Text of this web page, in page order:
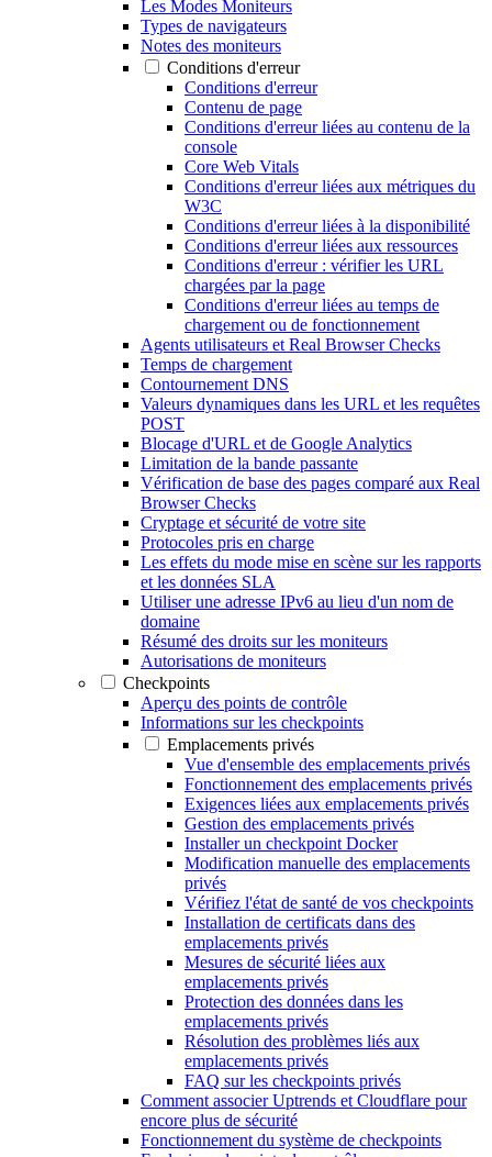
Les Modes Moniteurs
Types de navigateurs
Notes des moniteurs
Conditions d'erreur
Conditions d'erreur
Contenu de page
Conditions d'erreur liées au contenu de la
console
Core Web Vitals
Conditions d'erreur liées aux métriques du
W3C
Conditions d'erreur liées à la disponibilité
Conditions d'erreur liées aux ressources
Conditions d'erreur : vérifier les URL
chargées par la page
Conditions d'erreur liées au temps de
chargement ou de fonctionnement
Agents utilisateurs et Real Browser Checks
Temps de chargement
Contournement DNS
Valeurs dynamiques dans les URL et les requêtes
POST
Blocage d'URL et de Google Analytics
Limitation de la bande passante
Vérification de base des pages comparé aux Real
Browser Checks
Cryptage et sécurité de votre site
Protocoles pris en charge
Les effets du mode mise en scène sur les rapports
et les données SLA
Utiliser une adresse IPv6 au lieu d'un nom de
domaine
Résumé des droits sur les moniteurs
Autorisations de moniteurs
Checkpoints
Aperçu des points de contrôle
Informations sur les checkpoints
Emplacements privés
Vue d'ensemble des emplacements privés
Fonctionnement des emplacements privés
Exigences liées aux emplacements privés
Gestion des emplacements privés
Installer un checkpoint Docker
Modification manuelle des emplacements
privés
Vérifiez l'état de santé de vos checkpoints
Installation de certificats dans des
emplacements privés
Mesures de sécurité liées aux
emplacements privés
Protection des données dans les
emplacements privés
Résolution des problèmes liés aux
emplacements privés
FAQ sur les checkpoints privés
Comment associer Uptrends et Cloudflare pour
encore plus de sécurité
Fonctionnement du système de checkpoints